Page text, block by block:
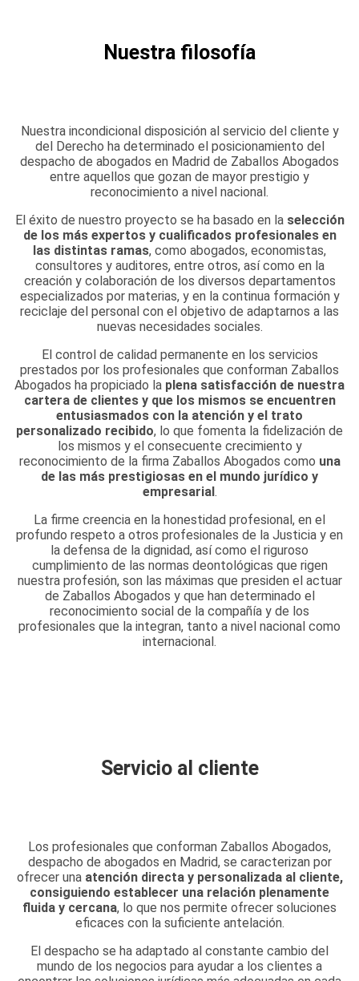
Nuestra filosofía
Nuestra incondicional disposición al servicio del cliente y
del Derecho ha determinado el posicionamiento del
despacho de abogados en Madrid de Zaballos Abogados
entre aquellos que gozan de mayor prestigio y
reconocimiento a nivel nacional.
El éxito de nuestro proyecto se ha basado en la selección
de los más expertos y cualificados profesionales en
las distintas ramas, como abogados, economistas,
consultores y auditores, entre otros, así como en la
creación y colaboración de los diversos departamentos
especializados por materias, y en la continua formación y
reciclaje del personal con el objetivo de adaptarnos a las
nuevas necesidades sociales.
El control de calidad permanente en los servicios
prestados por los profesionales que conforman Zaballos
Abogados ha propiciado la plena satisfacción de nuestra
cartera de clientes y que los mismos se encuentren
entusiasmados con la atención y el trato
personalizado recibido, lo que fomenta la fidelización de
los mismos y el consecuente crecimiento y
reconocimiento de la firma Zaballos Abogados como una
de las más prestigiosas en el mundo jurídico y
empresarial.
La firme creencia en la honestidad profesional, en el
profundo respeto a otros profesionales de la Justicia y en
la defensa de la dignidad, así como el riguroso
cumplimiento de las normas deontológicas que rigen
nuestra profesión, son las máximas que presiden el actuar
de Zaballos Abogados y que han determinado el
reconocimiento social de la compañía y de los
profesionales que la integran, tanto a nivel nacional como
internacional.
Servicio al cliente
Los profesionales que conforman Zaballos Abogados,
despacho de abogados en Madrid, se caracterizan por
ofrecer una atención directa y personalizada al cliente,
consiguiendo establecer una relación plenamente
fluida y cercana, lo que nos permite ofrecer soluciones
eficaces con la suficiente antelación.
El despacho se ha adaptado al constante cambio del
mundo de los negocios para ayudar a los clientes a